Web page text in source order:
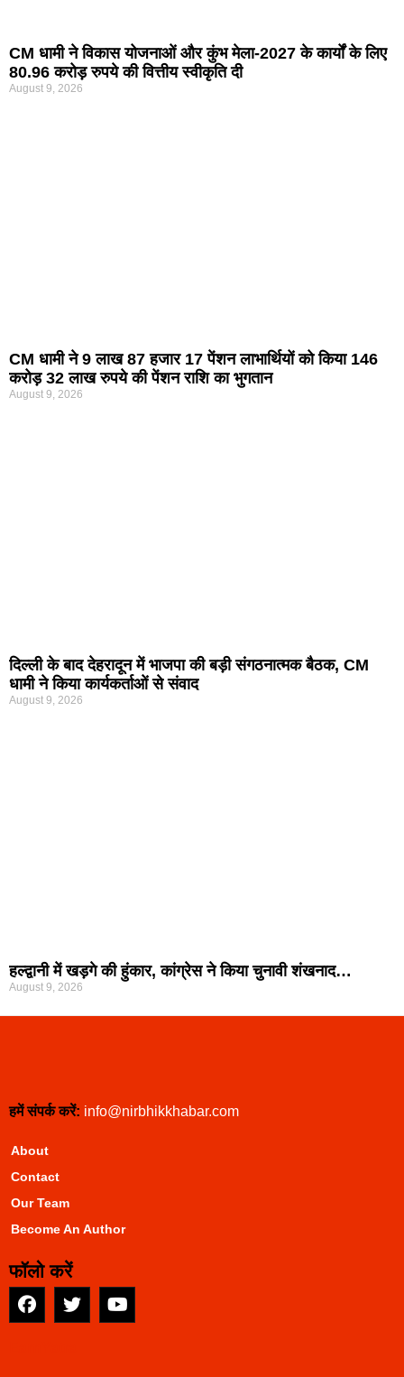
CM धामी ने विकास योजनाओं और कुंभ मेला-2027 के कार्यों के लिए
80.96 करोड़ रुपये की वित्तीय स्वीकृति दी
August 9, 2026
CM धामी ने 9 लाख 87 हजार 17 पेंशन लाभार्थियों को किया 146
करोड़ 32 लाख रुपये की पेंशन राशि का भुगतान
August 9, 2026
दिल्ली के बाद देहरादून में भाजपा की बड़ी संगठनात्मक बैठक, CM
धामी ने किया कार्यकर्ताओं से संवाद
August 9, 2026
हल्द्वानी में खड़गे की हुंकार, कांग्रेस ने किया चुनावी शंखनाद…
August 9, 2026
हमें संपर्क करें: info@nirbhikkhabar.com
About
Contact
Our Team
Become An Author
फॉलो करें